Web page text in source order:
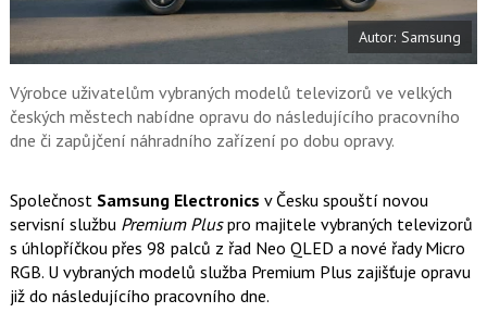
b
o
o
k
u
X
Autor: Samsung
Výrobce uživatelům vybraných modelů televizorů ve velkých
českých městech nabídne opravu do následujícího pracovního
dne či zapůjčení náhradního zařízení po dobu opravy.
Společnost Samsung Electronics v Česku spouští novou
servisní službu Premium Pluspro majitele vybraných televizorů
s úhlopříčkou přes 98 palců z řad Neo QLED a nové řady Micro
RGB. U vybraných modelů služba Premium Plus zajišťuje opravu
již do následujícího pracovního dne.